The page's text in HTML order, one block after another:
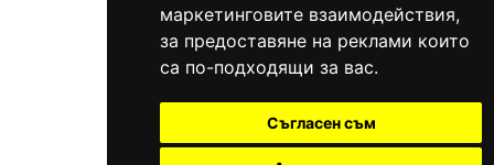
маркетинговите взаимодействия,
за предоставяне на реклами които
са по-подходящи за вас.
Съгласен съм